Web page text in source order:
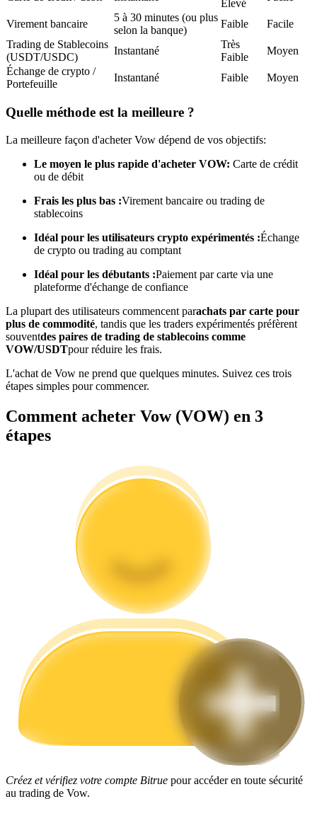
Copie de Trading
Rejoignez les meilleurs traders
Devenez un trader de copie
Profitez du partage des bénéfices et des commissions de copy
trading
Analyse de mégadonnées, y compris des informations
commerciales, etc.
Guide de démarrage des contrats à terme
Stratégies de trading
Élevé
Virement bancaire
5 à 30 minutes (ou plus
selon la banque)
Faible
Facile
Trading de Stablecoins
(USDT/USDC)
Instantané
Très
Faible
Moyen
Échange de crypto /
Portefeuille
Instantané Faible Moyen
Quelle méthode est la meilleure ?
La meilleure façon d'acheter Vow dépend de vos objectifs:
Le moyen le plus rapide d'acheter VOW: Carte de crédit
ou de débit
Frais les plus bas :Virement bancaire ou trading de
stablecoins
Idéal pour les utilisateurs crypto expérimentés :Échange
de crypto ou trading au comptant
Idéal pour les débutants :Paiement par carte via une
plateforme d'échange de confiance
La plupart des utilisateurs commencent parachats par carte pour
plus de commodité, tandis que les traders expérimentés préfèrent
souventdes paires de trading de stablecoins comme
VOW/USDTpour réduire les frais.
L'achat de Vow ne prend que quelques minutes. Suivez ces trois
étapes simples pour commencer.
Comment acheter Vow (VOW) en 3
étapes
Créez et vérifiez votre compte Bitrue pour accéder en toute sécurité
au trading de Vow.